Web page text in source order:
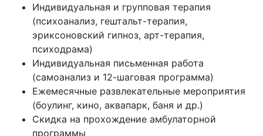
Индивидуальная и групповая терапия
(психоанализ, гештальт-терапия,
эриксоновский гипноз, арт-терапия,
психодрама)
Индивидуальная письменная работа
(самоанализ и 12-шаговая программа)
Ежемесячные развлекательные мероприятия
(боулинг, кино, аквапарк, баня и др.)
Скидка на прохождение амбулаторной
программы